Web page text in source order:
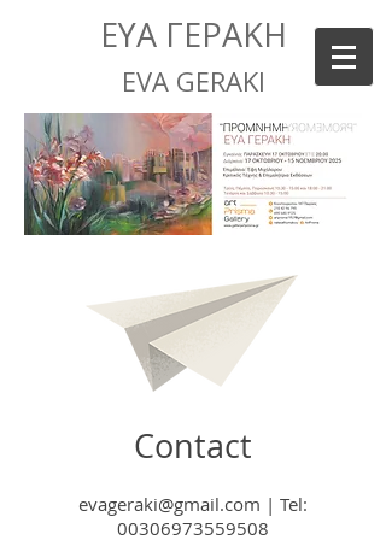
ΕΥΑ ΓΕΡΑΚΗ
EVA GERAKI
Contact
evageraki@gmail.com | Tel:
00306973559508